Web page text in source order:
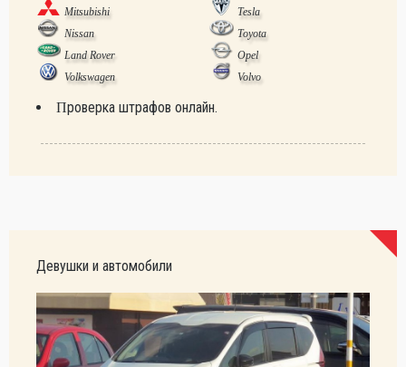
Mitsubishi
Tesla
Nissan
Toyota
Land Rover
Opel
Volkswagen
Volvo
Проверка штрафов онлайн.
Девушки и автомобили